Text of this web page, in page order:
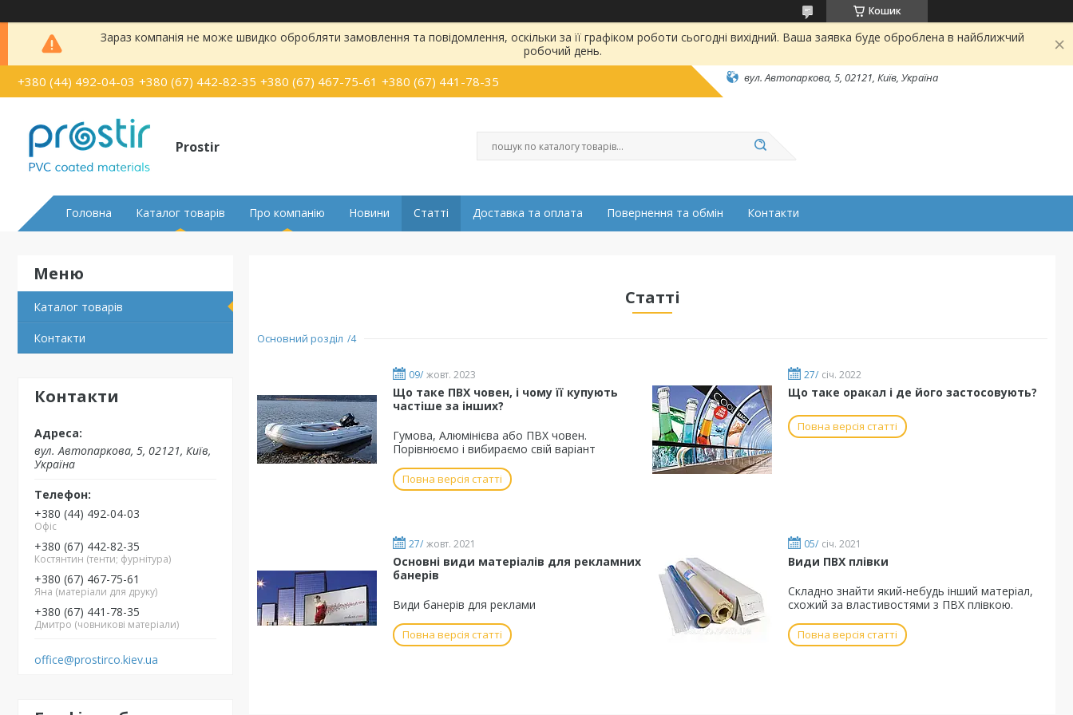
Кошик
Зараз компанія не може швидко обробляти замовлення та повідомлення, оскільки за її графіком роботи сьогодні вихідний. Ваша заявка буде оброблена в найближчий
робочий день.
+380 (44) 492-04-03 +380 (67) 442-82-35 +380 (67) 467-75-61 +380 (67) 441-78-35 вул. Автопаркова, 5, 02121, Київ, Україна
Prostir
Головна Каталог товарів Про компанію Новини Статті Доставка та оплата Повернення та обмін Контакти
Каталог товарів
Контакти
Контакти
вул. Автопаркова, 5, 02121, Київ,
Україна
+380 (44) 492-04-03
Офіс
+380 (67) 442-82-35
Костянтин (тенти; фурнітура)
+380 (67) 467-75-61
Яна (матеріали для друку)
+380 (67) 441-78-35
Дмитро (човникові матеріали)
office@prostirco.kiev.ua
Статті
Основний розділ 4
09/ жовт. 2023
Що таке ПВХ човен, і чому її купують
частіше за інших?
Гумова, Алюмінієва або ПВХ човен.
Порівнюємо і вибираємо свій варіант
Повна версія статті
27/ січ. 2022
Що таке оракал і де його застосовують?
Повна версія статті
27/ жовт. 2021
Основні види матеріалів для рекламних
банерів
Види банерів для реклами
Повна версія статті
05/ січ. 2021
Види ПВХ плівки
Складно знайти який-небудь інший матеріал,
схожий за властивостями з ПВХ плівкою.
Повна версія статті